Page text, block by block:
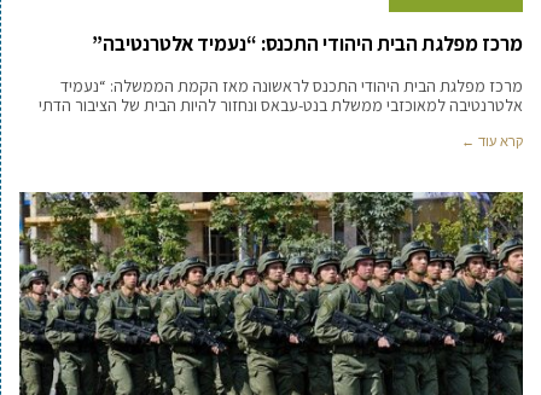
מרכז מפלגת הבית היהודי התכנס: “נעמיד אלטרנטיבה”
מרכז מפלגת הבית היהודי התכנס לראשונה מאז הקמת הממשלה: “נעמיד
אלטרנטיבה למאוכזבי ממשלת בנט-עבאס ונחזור להיות הבית של הציבור הדתי
קרא עוד ←